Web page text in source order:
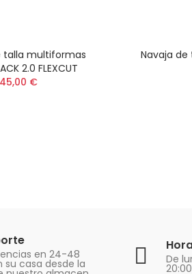
talla multiformas
2.0 FLEXCUT
€
Navaja
en 24-48
su casa desde la De
20:00